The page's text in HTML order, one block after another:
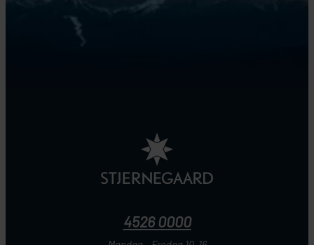
4526 0000